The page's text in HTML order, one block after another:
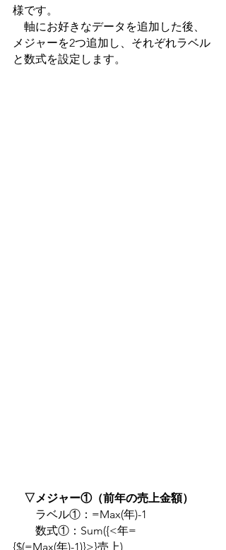
様です。
軸にお好きなデータを追加した後、
メジャーを2つ追加し、それぞれラベル
と数式を設定します。
▽メジャー①（前年の売上金額）
ラベル①：=Max(年)-1
数式①：Sum({<年=
{$(=Max(年)-1)}>}売上)